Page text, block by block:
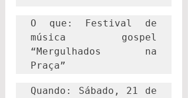
O que: Festival de
música gospel
“Mergulhados na
Praça”
Quando: Sábado, 21 de